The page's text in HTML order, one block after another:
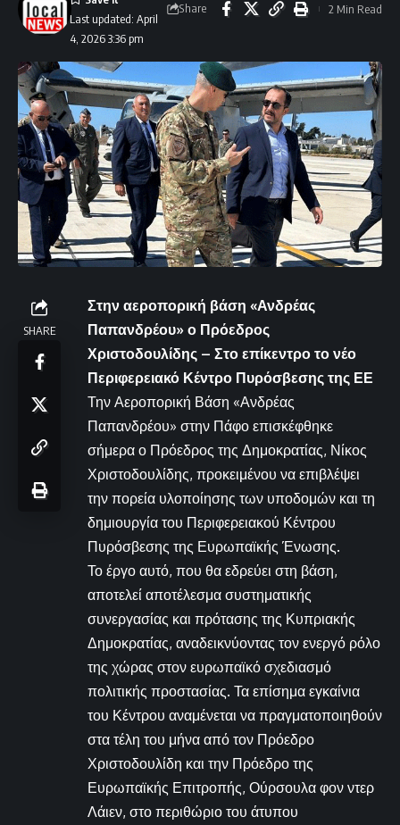
Last updated: April
4, 2026 3:36 pm
Share 2 Min Read
SHARE
Στην αεροπορική βάση «Ανδρέας
Παπανδρέου» ο Πρόεδρος
Χριστοδουλίδης – Στο επίκεντρο το νέο
Περιφερειακό Κέντρο Πυρόσβεσης της ΕΕ
Την Αεροπορική Βάση «Ανδρέας
Παπανδρέου» στην Πάφο επισκέφθηκε
σήμερα ο Πρόεδρος της Δημοκρατίας, Νίκος
Χριστοδουλίδης, προκειμένου να επιβλέψει
την πορεία υλοποίησης των υποδομών και τη
δημιουργία του Περιφερειακού Κέντρου
Πυρόσβεσης της Ευρωπαϊκής Ένωσης.
Το έργο αυτό, που θα εδρεύει στη βάση,
αποτελεί αποτέλεσμα συστηματικής
συνεργασίας και πρότασης της Κυπριακής
Δημοκρατίας, αναδεικνύοντας τον ενεργό ρόλο
της χώρας στον ευρωπαϊκό σχεδιασμό
πολιτικής προστασίας. Τα επίσημα εγκαίνια
του Κέντρου αναμένεται να πραγματοποιηθούν
στα τέλη του μήνα από τον Πρόεδρο
Χριστοδουλίδη και την Πρόεδρο της
Ευρωπαϊκής Επιτροπής, Ούρσουλα φον ντερ
Λάιεν, στο περιθώριο του άτυπου